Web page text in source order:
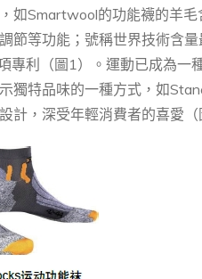
如Smartwool的功能襪的羊
節等功能；號稱世界技術含
專利（圖1）。運動已成為一
獨特品味的一種方式，如
計，深受年輕消費者的喜愛（